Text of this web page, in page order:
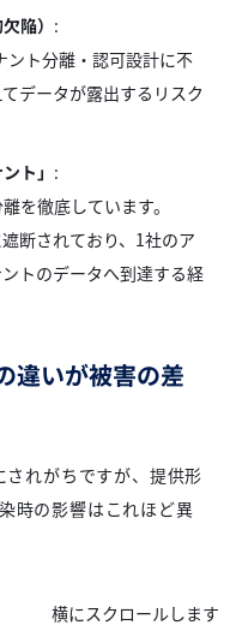
陥） :
ント分離・認可設計に不
データが露出するリスク
ト」 :
を徹底しています。
断されており、1社のア
トのデータへ到達する経
違いが被害の差
されがちですが、提供形
時の影響はこれほど異